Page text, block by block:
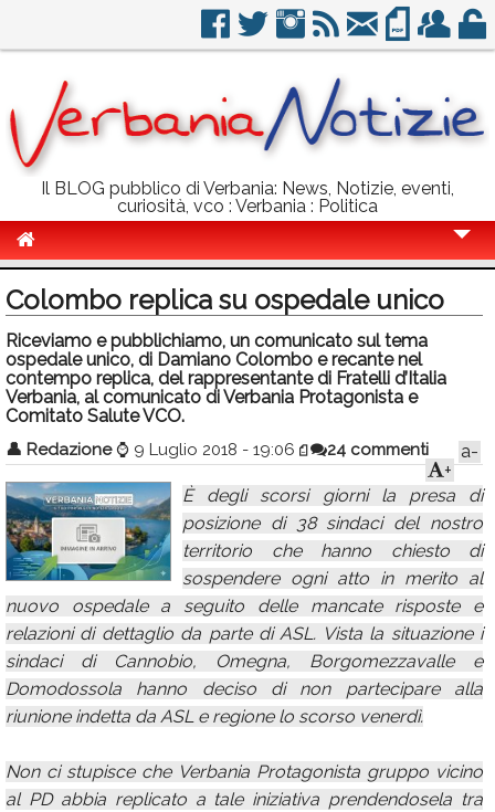
Il BLOG pubblico di Verbania: News, Notizie, eventi,
curiosità, vco : Verbania : Politica
Politica
Sport
Eventi
Info Utili
Rubriche
Calendario
Annunci
Colombo replica su ospedale unico
Riceviamo e pubblichiamo, un comunicato sul tema
ospedale unico, di Damiano Colombo e recante nel
contempo replica, del rappresentante di Fratelli d’Italia
Verbania, al comunicato di Verbania Protagonista e
Comitato Salute VCO.
👤 Redazione ⌚ 9 Luglio 2018 - 19:06 24 commenti
a-
+
È degli scorsi giorni la presa di
posizione di 38 sindaci del nostro
territorio che hanno chiesto di
sospendere ogni atto in merito al
nuovo ospedale a seguito delle mancate risposte e
relazioni di dettaglio da parte di ASL. Vista la situazione i
sindaci di Cannobio, Omegna, Borgomezzavalle e
Domodossola hanno deciso di non partecipare alla
riunione indetta da ASL e regione lo scorso venerdì.
Non ci stupisce che Verbania Protagonista gruppo vicino
al PD abbia replicato a tale iniziativa prendendosela tra